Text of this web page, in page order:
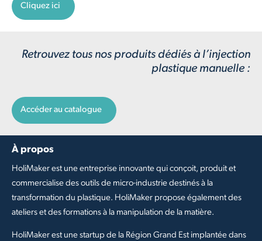
Cliquez ici
Retrouvez tous nos produits dédiés à l’injection
plastique manuelle :
Accéder au catalogue
À propos
HoliMaker est une entreprise innovante qui conçoit, produit et
commercialise des outils de micro-industrie destinés à la
transformation du plastique. HoliMaker propose également des
ateliers et des formations à la manipulation de la matière.
HoliMaker est une startup de la Région Grand Est implantée dans